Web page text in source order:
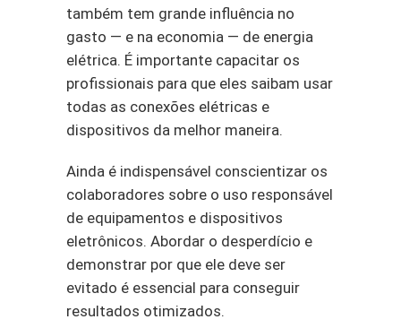
também tem grande influência no
gasto — e na economia — de energia
elétrica. É importante capacitar os
profissionais para que eles saibam usar
todas as conexões elétricas e
dispositivos da melhor maneira.
Ainda é indispensável conscientizar os
colaboradores sobre o uso responsável
de equipamentos e dispositivos
eletrônicos. Abordar o desperdício e
demonstrar por que ele deve ser
evitado é essencial para conseguir
resultados otimizados.